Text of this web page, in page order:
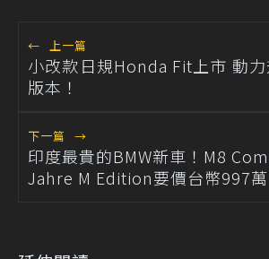
← 上一篇
小改款日規Honda Fit上市 動力
版本！
下一篇 →
印度最貴的BMW新車！M8
Jahre M Edition要價台幣997萬